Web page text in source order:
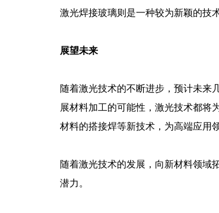
激光焊接玻璃则是一种较为新颖的技
展望未来
随着激光技术的不断进步，预计未来
展材料加工的可能性，激光技术都将
材料的搭接焊等新技术，为高端应用
随着激光技术的发展，向新材料领域
潜力。